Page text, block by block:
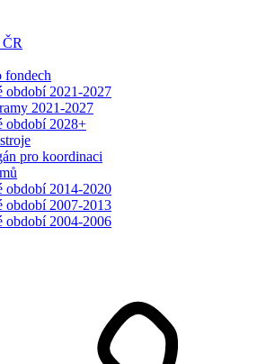
fondech
období 2021-2027
2021-2027
období 2028+
pro koordinaci
období 2014-2020
období 2007-2013
období 2004-2006